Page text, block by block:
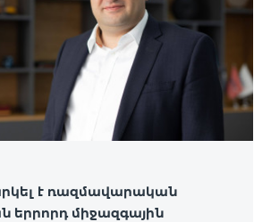
է ռազմավարական
երրորդ միջազգային